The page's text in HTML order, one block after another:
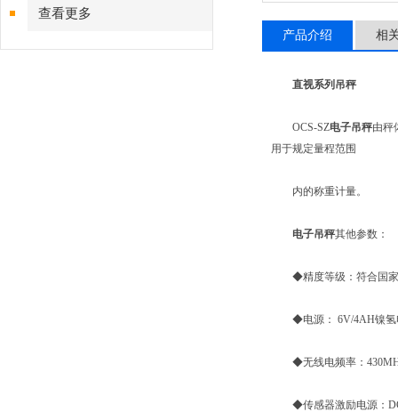
查看更多
产品介绍 相
直视系列吊秤
OCS-SZ电子吊秤由秤
用于规定量程范围
内的称重计量。
电子吊秤其他参数：
◆精度等级：符合国家
◆电源： 6V/4AH镍氢
◆无线电频率：
◆传感器激励电源：